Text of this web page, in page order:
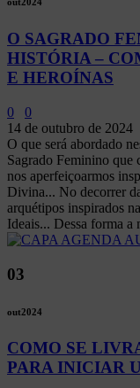
O SAGRADO
HISTÓRIA –
E HEROÍNAS
0
0
14 de outubro de 2024
O que será abordado
Sagrado Feminino que
nos aperfeiçoarmos
Divina... No decorrer
arquétipos inspirados
Ideais... Dessa forma a
03
out2024
COMO SE
PARA INICIAR